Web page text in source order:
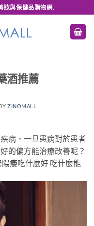
妝與保健品購物網.
酒推薦
ZINOMALL
病，一旦患病對於患者
的偏方能治療改善呢？
痿吃什麼好 吃什麼能